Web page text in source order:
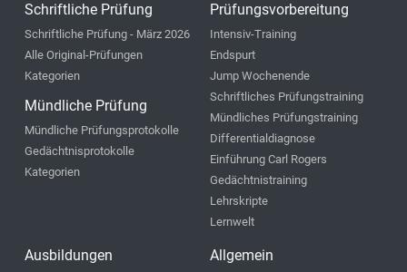
Schriftliche Prüfung
Schriftliche Prüfung - März 2026
Alle Original-Prüfungen
Kategorien
Mündliche Prüfung
Mündliche Prüfungsprotokolle
Gedächtnisprotokolle
Kategorien
Prüfungsvorbereitung
Intensiv-Training
Endspurt
Jump Wochenende
Schriftliches Prüfungstraining
Mündliches Prüfungstraining
Differentialdiagnose
Einführung Carl Rogers
Gedächtnistraining
Lehrskripte
Lernwelt
Ausbildungen Allgemein